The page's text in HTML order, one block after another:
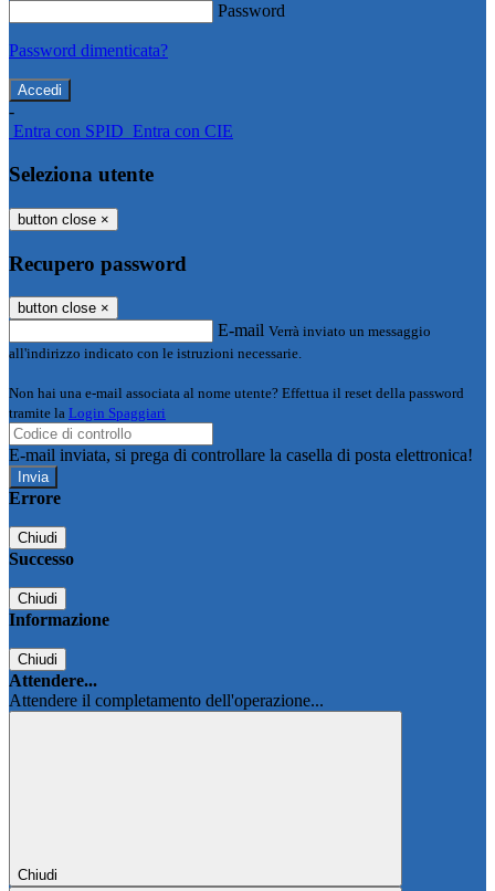
Password
Password dimenticata?
-
Entra con SPID Entra con CIE
Seleziona utente
button close ×
Recupero password
button close ×
E-mail Verrà inviato un messaggio
all'indirizzo indicato con le istruzioni necessarie.
Non hai una e-mail associata al nome utente? Effettua il reset della password
tramite la Login Spaggiari
E-mail inviata, si prega di controllare la casella di posta elettronica!
Errore
Chiudi
Successo
Chiudi
Informazione
Chiudi
Attendere...
Attendere il completamento dell'operazione...
Chiudi